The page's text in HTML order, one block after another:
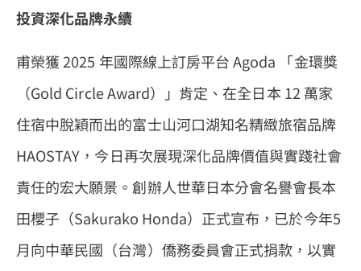
投資深化品牌永續
甫榮獲 2025 年國際線上訂房平台 Agoda 「金環獎
（Gold Circle Award）」肯定、在全日本 12 萬家
住宿中脫穎而出的富士山河口湖知名精緻旅宿品牌
HAOSTAY，今日再次展現深化品牌價值與實踐社會
責任的宏大願景。創辦人世華日本分會名譽會長本
田櫻子（Sakurako Honda）正式宣布，已於今年5
月向中華民國（台灣）僑務委員會正式捐款，以實